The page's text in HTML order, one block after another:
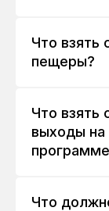
Что взять
пещеры?
Что взять
выходы на
Что